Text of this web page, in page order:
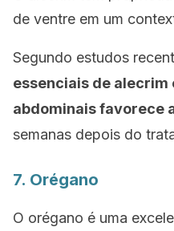
de ventre em um
Segundo estudos
essenciais de alecrim
abdominais favorece
semanas depois do
7. Orégano
O orégano é uma